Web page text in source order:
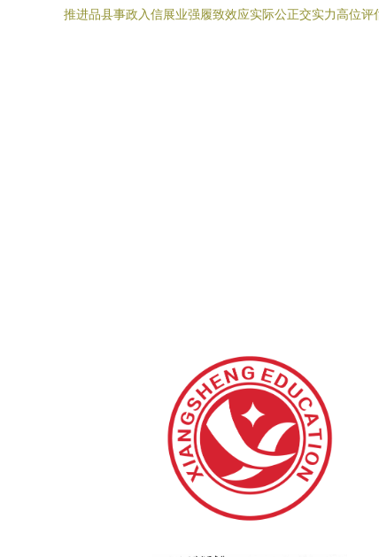
推进品县事政入信展业强履致效应实际公正交实力高位